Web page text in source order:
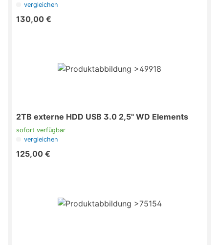
vergleichen
130,00 €
2TB externe HDD USB 3.0 2,5" WD Elements
sofort verfügbar
vergleichen
125,00 €